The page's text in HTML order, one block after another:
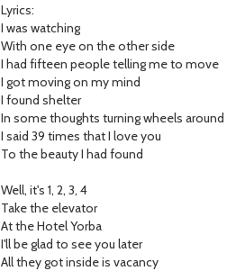
Lyrics:
I was watching
With one eye on the other side
I had fifteen people telling me to move
I got moving on my mind
I found shelter
In some thoughts turning wheels around
I said 39 times that I love you
To the beauty I had found
Well, it's 1, 2, 3, 4
Take the elevator
At the Hotel Yorba
I'll be glad to see you later
All they got inside is vacancy